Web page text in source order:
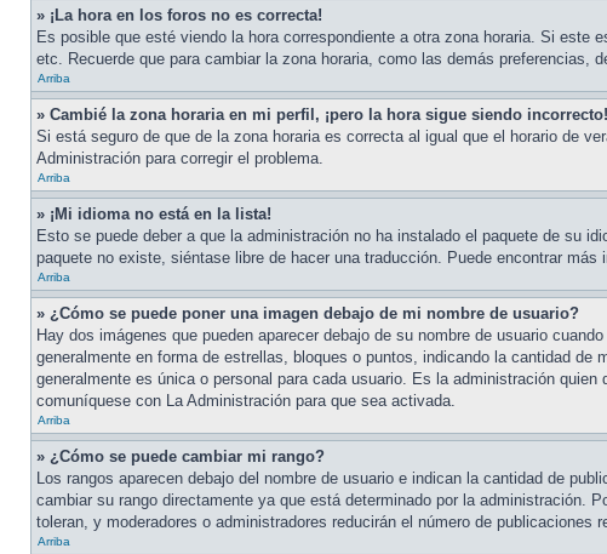
» ¡La hora en los foros no es correcta!
Es posible que esté viendo la hora correspondiente a otra zona horaria. Si
etc. Recuerde que para cambiar la zona horaria, como las demás preferencias,
Arriba
» Cambié la zona horaria en mi perfil, ¡pero la hora sigue siendo incorrecto!
Si está seguro de que de la zona horaria es correcta al igual que el horario de
Administración para corregir el problema.
Arriba
» ¡Mi idioma no está en la lista!
Esto se puede deber a que la administración no ha instalado el paquete de su
paquete no existe, siéntase libre de hacer una traducción. Puede encontrar
Arriba
» ¿Cómo se puede poner una imagen debajo de mi nombre de usuario?
Hay dos imágenes que pueden aparecer debajo de su nombre de usuario
generalmente en forma de estrellas, bloques o puntos, indicando la cantidad
generalmente es única o personal para cada usuario. Es la administración
comuníquese con La Administración para que sea activada.
Arriba
» ¿Cómo se puede cambiar mi rango?
Los rangos aparecen debajo del nombre de usuario e indican la cantidad de
cambiar su rango directamente ya que está determinado por la administración.
toleran, y moderadores o administradores reducirán el número de
Arriba